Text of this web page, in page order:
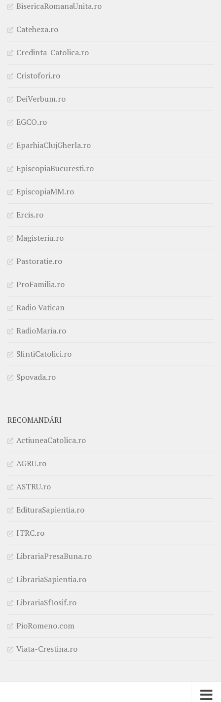
BisericaRomanaUnita.ro
Cateheza.ro
Credinta-Catolica.ro
Cristofori.ro
DeiVerbum.ro
EGCO.ro
EparhiaClujGherla.ro
EpiscopiaBucuresti.ro
EpiscopiaMM.ro
Ercis.ro
Magisteriu.ro
Pastoratie.ro
ProFamilia.ro
Radio Vatican
RadioMaria.ro
SfintiCatolici.ro
Spovada.ro
RECOMANDĂRI
ActiuneaCatolica.ro
AGRU.ro
ASTRU.ro
EdituraSapientia.ro
ITRC.ro
LibrariaPresaBuna.ro
LibrariaSapientia.ro
LibrariaSfIosif.ro
PioRomeno.com
Viata-Crestina.ro